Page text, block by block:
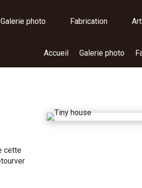
Galerie photo Fabrication
Accueil Galerie photo
cette